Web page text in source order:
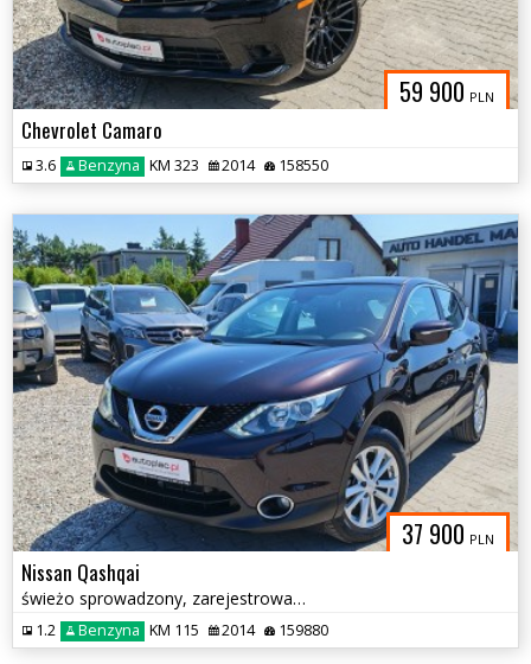
59 900 PLN
Chevrolet Camaro
3.6 Benzyna KM 323 2014 158550
37 900 PLN
Nissan Qashqai
świeżo sprowadzony, zarejestrowany
1.2 Benzyna KM 115 2014 159880